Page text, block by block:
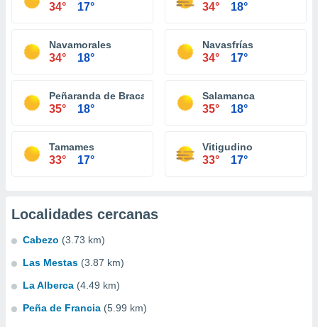
34° 17° 34° 18°
Navamorales
34° 18°
Navasfrías
34° 17°
Peñaranda de Bracamonte
35° 18°
Salamanca
35° 18°
Tamames
33° 17°
Vitigudino
33° 17°
Localidades cercanas
Cabezo (3.73 km)
Las Mestas (3.87 km)
La Alberca (4.49 km)
Peña de Francia (5.99 km)